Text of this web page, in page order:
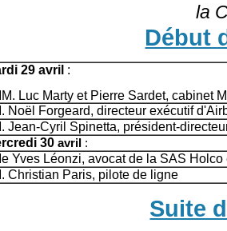
la
Début
29 avril :
Luc Marty et Pierre Sardet, cabinet
Noël Forgeard, directeur exécutif
Jean-Cyril Spinetta, président-
30avril :
Yves Léonzi, avocat de la SAS Holco
Christian Paris, pilote de ligne
Suite